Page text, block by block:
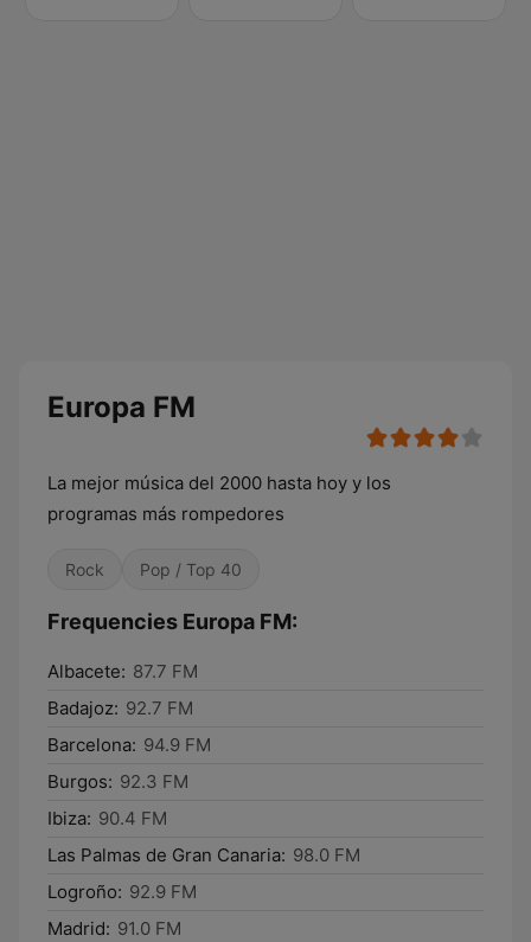
Europa FM
La mejor música del 2000 hasta hoy y los
programas más rompedores
Rock Pop / Top 40
Frequencies Europa FM:
Albacete: 87.7 FM
Badajoz: 92.7 FM
Barcelona: 94.9 FM
Burgos: 92.3 FM
Ibiza: 90.4 FM
Las Palmas de Gran Canaria: 98.0 FM
Logroño: 92.9 FM
Madrid: 91.0 FM